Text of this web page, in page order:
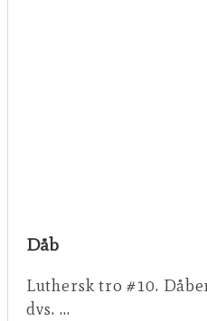
Dåb
Luthersk tro #10.
dvs. …